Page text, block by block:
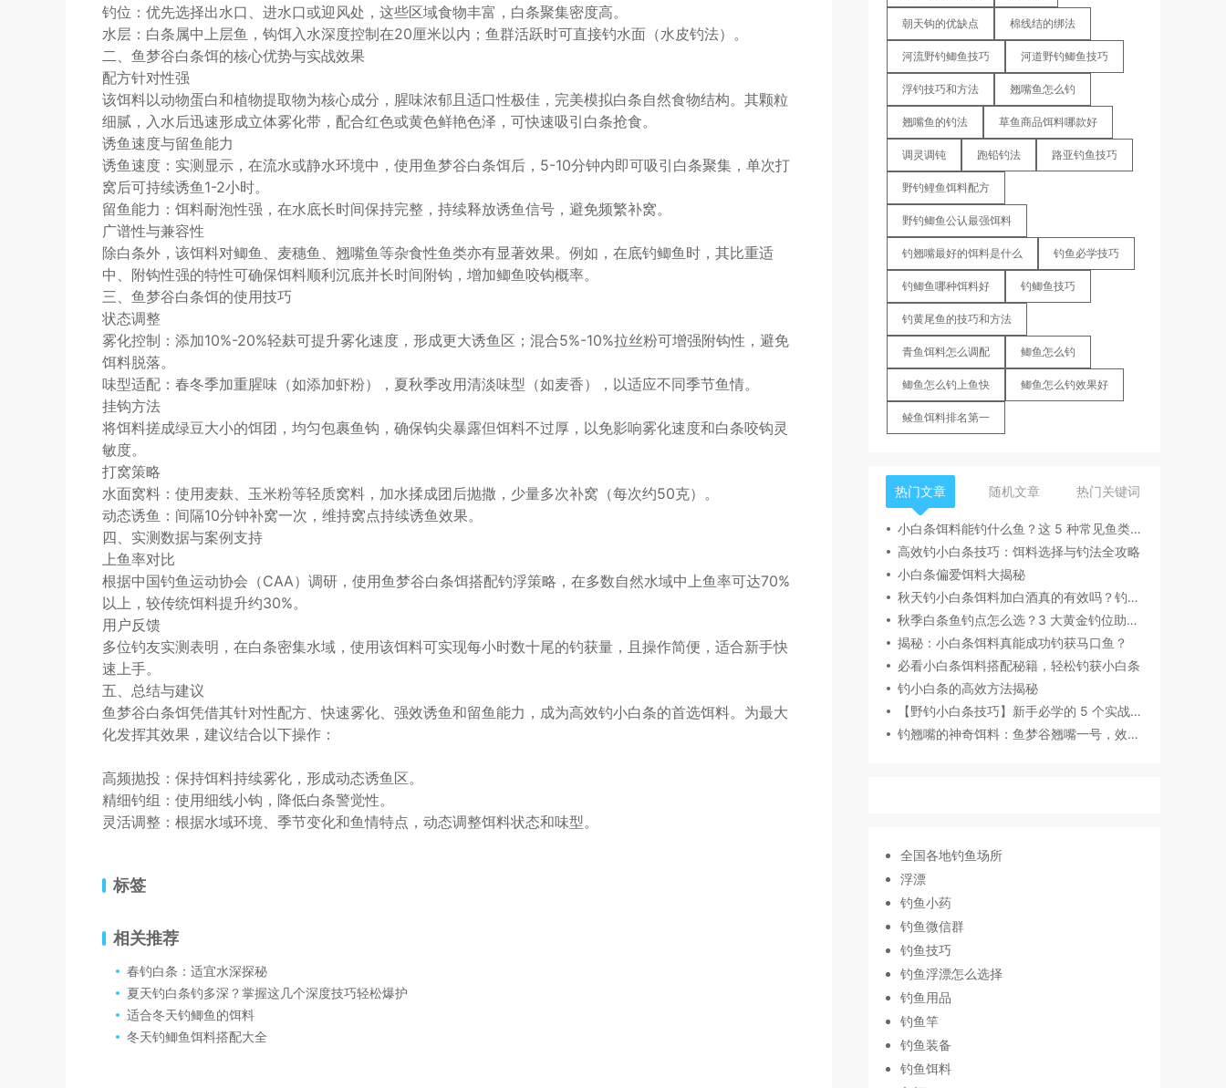
钓位：优先选择出水口、进水口或迎风处，这些区域食物丰富，白条聚集密度高。
水层：白条属中上层鱼，钩饵入水深度控制在20厘米以内；鱼群活跃时可直接钓水面（水皮钓法）。
二、鱼梦谷白条饵的核心优势与实战效果
配方针对性强
该饵料以动物蛋白和植物提取物为核心成分，腥味浓郁且适口性极佳，完美模拟白条自然食物结构。其颗粒
细腻，入水后迅速形成立体雾化带，配合红色或黄色鲜艳色泽，可快速吸引白条抢食。
诱鱼速度与留鱼能力
诱鱼速度：实测显示，在流水或静水环境中，使用鱼梦谷白条饵后，5-10分钟内即可吸引白条聚集，单次打
窝后可持续诱鱼1-2小时。
留鱼能力：饵料耐泡性强，在水底长时间保持完整，持续释放诱鱼信号，避免频繁补窝。
广谱性与兼容性
除白条外，该饵料对鲫鱼、麦穗鱼、翘嘴鱼等杂食性鱼类亦有显著效果。例如，在底钓鲫鱼时，其比重适
中、附钩性强的特性可确保饵料顺利沉底并长时间附钩，增加鲫鱼咬钩概率。
三、鱼梦谷白条饵的使用技巧
状态调整
雾化控制：添加10%-20%轻麸可提升雾化速度，形成更大诱鱼区；混合5%-10%拉丝粉可增强附钩性，避免
饵料脱落。
味型适配：春冬季加重腥味（如添加虾粉），夏秋季改用清淡味型（如麦香），以适应不同季节鱼情。
挂钩方法
将饵料搓成绿豆大小的饵团，均匀包裹鱼钩，确保钩尖暴露但饵料不过厚，以免影响雾化速度和白条咬钩灵
敏度。
打窝策略
水面窝料：使用麦麸、玉米粉等轻质窝料，加水揉成团后抛撒，少量多次补窝（每次约50克）。
动态诱鱼：间隔10分钟补窝一次，维持窝点持续诱鱼效果。
四、实测数据与案例支持
上鱼率对比
根据中国钓鱼运动协会（CAA）调研，使用鱼梦谷白条饵搭配钓浮策略，在多数自然水域中上鱼率可达70%
以上，较传统饵料提升约30%。
用户反馈
多位钓友实测表明，在白条密集水域，使用该饵料可实现每小时数十尾的钓获量，且操作简便，适合新手快
速上手。
五、总结与建议
鱼梦谷白条饵凭借其针对性配方、快速雾化、强效诱鱼和留鱼能力，成为高效钓小白条的首选饵料。为最大
化发挥其效果，建议结合以下操作：
高频抛投：保持饵料持续雾化，形成动态诱鱼区。
精细钓组：使用细线小钩，降低白条警觉性。
灵活调整：根据水域环境、季节变化和鱼情特点，动态调整饵料状态和味型。
标签
相关推荐
春钓白条：适宜水深探秘
夏天钓白条钓多深？掌握这几个深度技巧轻松爆护
适合冬天钓鲫鱼的饵料
冬天钓鲫鱼饵料搭配大全
朝天钩的优缺点 棉线结的绑法
河流野钓鲫鱼技巧 河道野钓鲫鱼技巧
浮钓技巧和方法 翘嘴鱼怎么钓
翘嘴鱼的钓法 草鱼商品饵料哪款好
调灵调钝 跑铅钓法 路亚钓鱼技巧
野钓鲤鱼饵料配方
野钓鲫鱼公认最强饵料
钓翘嘴最好的饵料是什么 钓鱼必学技巧
钓鲫鱼哪种饵料好 钓鲫鱼技巧
钓黄尾鱼的技巧和方法
青鱼饵料怎么调配 鲫鱼怎么钓
鲫鱼怎么钓上鱼快 鲫鱼怎么钓效果好
鲮鱼饵料排名第一
热门文章 随机文章 热门关键词
小白条饵料能钓什么鱼？这 5 种常见鱼类轻松上钩
高效钓小白条技巧：饵料选择与钓法全攻略
小白条偏爱饵料大揭秘
秋天钓小白条饵料加白酒真的有效吗？钓友实测分享
秋季白条鱼钓点怎么选？3 大黄金钓位助你爆护
揭秘：小白条饵料真能成功钓获马口鱼？
必看小白条饵料搭配秘籍，轻松钓获小白条
钓小白条的高效方法揭秘
【野钓小白条技巧】新手必学的 5 个实战攻略，轻松爆护
钓翘嘴的神奇饵料：鱼梦谷翘嘴一号，效果超赞
全国各地钓鱼场所
浮漂
钓鱼小药
钓鱼微信群
钓鱼技巧
钓鱼浮漂怎么选择
钓鱼用品
钓鱼竿
钓鱼装备
钓鱼饵料